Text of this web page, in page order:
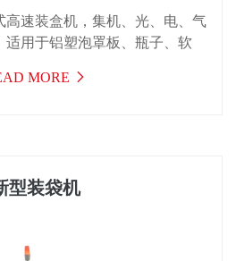
高速装盒机，集机、光、电、气
适用于铝塑泡罩板、瓶子、软
MORE
型装袋机